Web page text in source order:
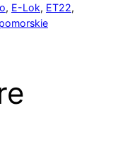
, E-Lok, ET22